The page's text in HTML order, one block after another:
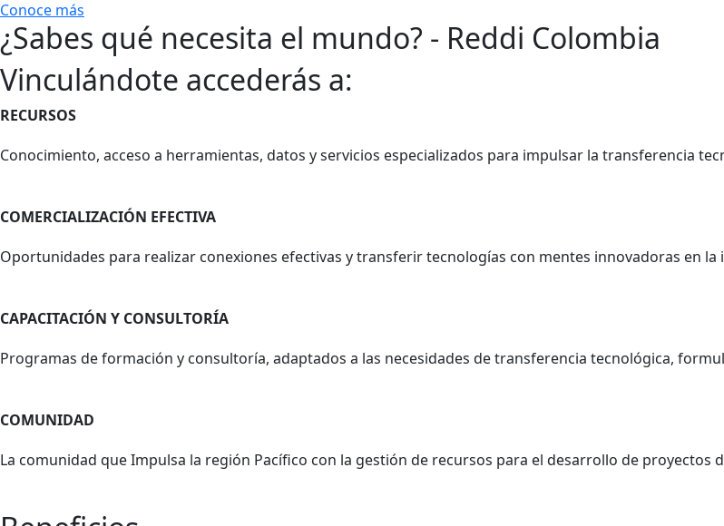
Conoce más
¿Sabes qué necesita el mundo? - Reddi Colombia
Vinculándote accederás a:
RECURSOS​
Conocimiento, acceso a herramientas, datos y servicios especializados para impulsar la transferencia
COMERCIALIZACIÓN EFECTIVA​​
Oportunidades para realizar conexiones efectivas y transferir tecnologías con mentes innovadoras en la
CAPACITACIÓN Y CONSULTORÍA​ ​
Programas de formación y consultoría, adaptados a las necesidades de transferencia tecnológica,
COMUNIDAD ​
La comunidad que Impulsa la región Pacífico con la gestión de recursos para el desarrollo de proyectos